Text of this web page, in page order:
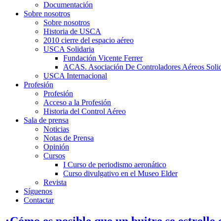
Documentación
Sobre nosotros
Sobre nosotros
Historia de USCA
2010 cierre del espacio aéreo
USCA Solidaria
Fundación Vicente Ferrer
ACAS. Asociación De Controladores Aéreos
USCA Internacional
Profesión
Profesión
Acceso a la Profesión
Historia del Control Aéreo
Sala de prensa
Noticias
Notas de Prensa
Opinión
Cursos
I Curso de periodismo aeronático
Curso divulgativo en el Museo Elder
Revista
Síguenos
Contactar